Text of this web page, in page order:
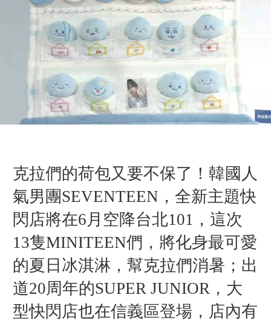
克拉們的荷包又要不保了！韓國人
氣男團SEVENTEEN，全新主題快
閃店將在6月空降台北101，這次
13隻MINITEEN們，將化身最可愛
的夏日冰淇淋，幫克拉們消暑；出
道20周年的SUPER JUNIOR，大
型快閃店也在信義區登場，店內有